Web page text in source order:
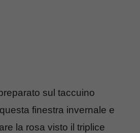
sul taccuino
finestra invernale e
la rosa visto il triplice